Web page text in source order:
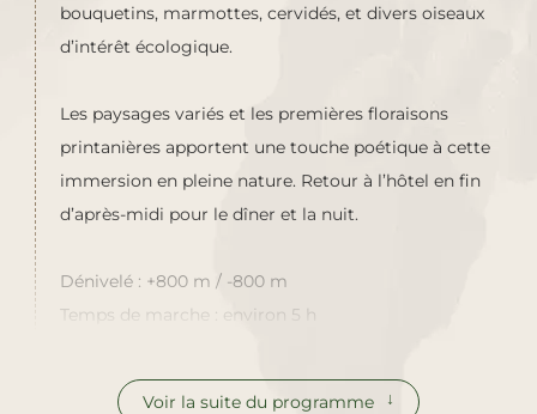
bouquetins, marmottes, cervidés, et divers oiseaux
d’intérêt écologique.
Les paysages variés et les premières floraisons
printanières apportent une touche poétique à cette
immersion en pleine nature. Retour à l’hôtel en fin
d’après-midi pour le dîner et la nuit.
Dénivelé : +800 m / -800 m
Temps de marche : environ 5 h
Voir la suite du programme